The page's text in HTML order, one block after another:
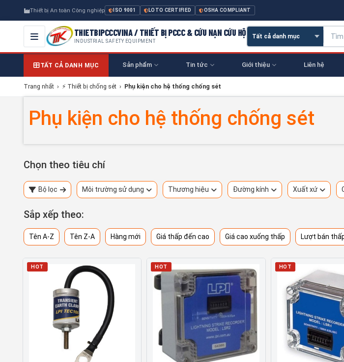
Thiết bị An toàn Công nghiệp ISO 9001 LOTO CERTIFIED OSHA COMPLIANT
THIETBIPCCCVINA / THIẾT BỊ PCCC & CỨU NẠN CỨU HỘ
INDUSTRIAL SAFETY EQUIPMENT
TẤT CẢ DANH MỤC Sản phẩm Tin tức Giới thiệu Liên hệ
Trang nhất › ⚡ Thiết bị chống sét › Phụ kiện cho hệ thống chống sét
Phụ kiện cho hệ thống chống sét
Chọn theo tiêu chí
Bộ lọc Môi trường sử dụng Thương hiệu Đường kính Xuất xứ
Sắp xếp theo:
Tên A-Z Tên Z-A Hàng mới Giá thấp đến cao Giá cao xuống thấp Lượt bán
HOT HOT HOT